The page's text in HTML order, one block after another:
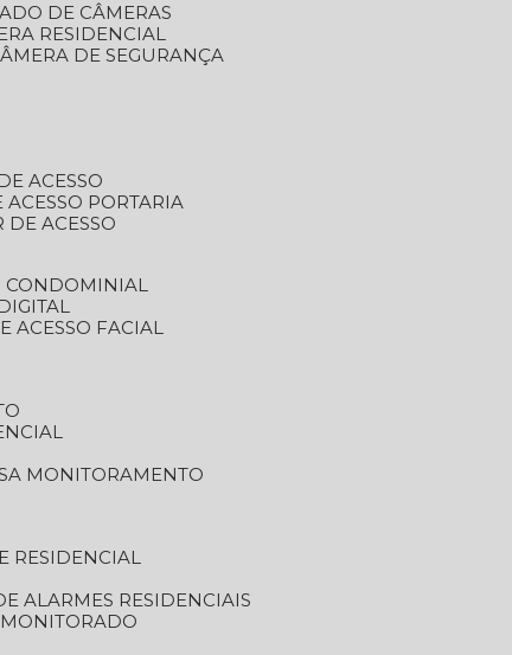
DE CÂMERAS
RESIDENCIAL
DE SEGURANÇA
ACESSO
ACESSO PORTARIA
DE ACESSO
CONDOMINIAL
ACESSO FACIAL
MONITORAMENTO
RESIDENCIAL
ALARMES RESIDENCIAIS
MONITORADO